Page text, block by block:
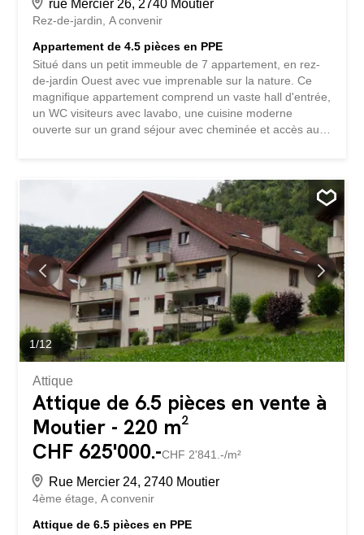
rue Mercier 26, 2740 Moutier
Rez-de-jardin A convenir
Appartement de 4.5 pièces en PPE
Situé dans un petit immeuble de 7 appartement, en rez-
de-jardin Ouest avec vue imprenable sur la nature. Ce
magnifique appartement comprend un vaste hall d'entrée,
un WC visiteurs avec lavabo, une cuisine moderne
ouverte sur un grand séjour avec cheminée et accès au
avec une cave et un garage privé. Disponible dès le 1er
février 2025 et à visiter sans attendre.
1/12
Attique
Attique de 6.5 pièces en vente à
Moutier - 220 m²
CHF 625'000.-CHF 2'841.-/m²
Rue Mercier 24, 2740 Moutier
4ème étage A convenir
Attique de 6.5 pièces en PPE